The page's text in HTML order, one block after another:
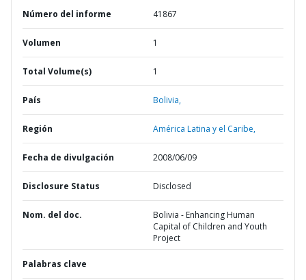
Número del informe 41867
Volumen 1
Total Volume(s) 1
País Bolivia,
Región América Latina y el Caribe,
Fecha de divulgación 2008/06/09
Disclosure Status Disclosed
Nom. del doc.
Bolivia - Enhancing Human
Capital of Children and Youth
Project
Palabras clave